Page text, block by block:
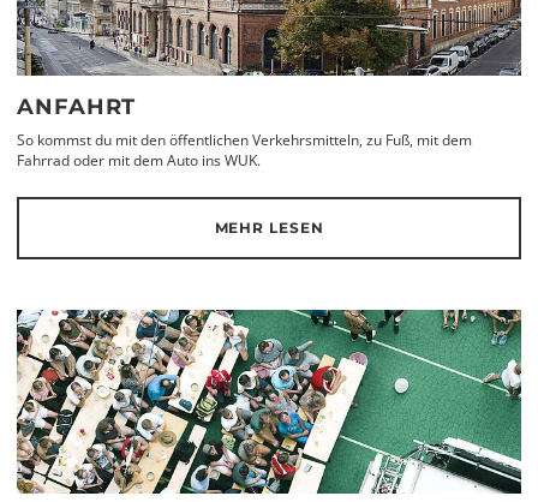
ANFAHRT
So kommst du mit den öffentlichen Verkehrsmitteln, zu Fuß, mit dem
Fahrrad oder mit dem Auto ins WUK.
MEHR LESEN